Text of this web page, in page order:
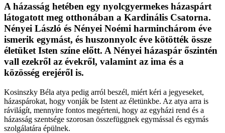
A házasság hetében egy nyolcgyermekes házaspárt
látogatott meg otthonában a Kardinális Csatorna.
Nényei László és Nényei Noémi harminchárom éve
ismerik egymást, és huszonnyolc éve kötötték össze
életüket Isten színe előtt. A Nényei házaspár őszintén
vall ezekről az évekről, valamint az ima és a
közösség erejéről is.
Kosinszky Béla atya pedig arról beszél, miért kéri a jegyeseket,
házaspárokat, hogy vonják be Istent az életünkbe. Az atya arra is
rávilágít, mennyire fontos megérteni, hogy az egyházi rend és a
házasság szentsége szorosan összefüggnek egymással és egymás
szolgálatára épülnek.